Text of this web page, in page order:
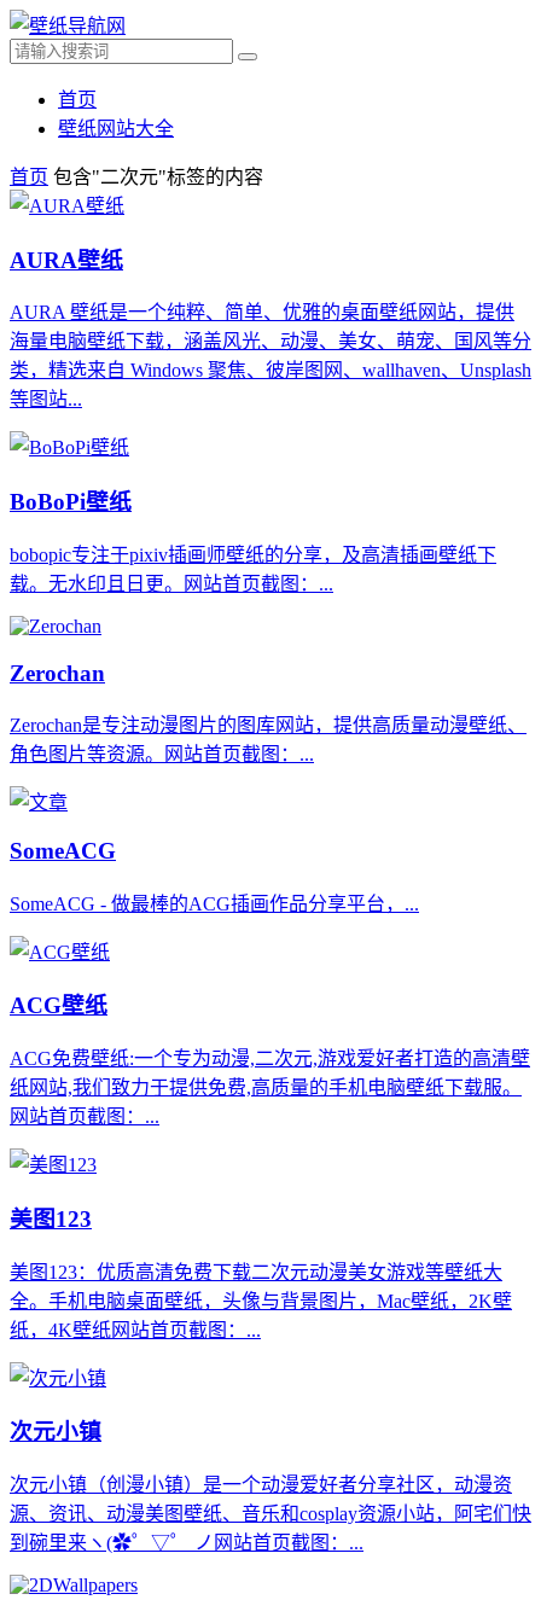
首页
壁纸网站大全
首页 包含"二次元"标签的内容
AURA壁纸
AURA 壁纸是一个纯粹、简单、优雅的桌面壁纸网站，提供
海量电脑壁纸下载，涵盖风光、动漫、美女、萌宠、国风等分
类，精选来自 Windows 聚焦、彼岸图网、wallhaven、Unsplash
等图站...
BoBoPi壁纸
bobopic专注于pixiv插画师壁纸的分享，及高清插画壁纸下
载。无水印且日更。网站首页截图：...
Zerochan
Zerochan是专注动漫图片的图库网站，提供高质量动漫壁纸、
角色图片等资源。网站首页截图：...
SomeACG
SomeACG - 做最棒的ACG插画作品分享平台，...
ACG壁纸
ACG免费壁纸:一个专为动漫,二次元,游戏爱好者打造的高清壁
纸网站,我们致力于提供免费,高质量的手机电脑壁纸下载服。
网站首页截图：...
美图123
美图123：优质高清免费下载二次元动漫美女游戏等壁纸大
全。手机电脑桌面壁纸，头像与背景图片，Mac壁纸，2K壁
纸，4K壁纸网站首页截图：...
次元小镇
次元小镇（创漫小镇）是一个动漫爱好者分享社区，动漫资
源、资讯、动漫美图壁纸、音乐和cosplay资源小站，阿宅们快
到碗里来ヽ(✿゜▽゜ ノ网站首页截图：...